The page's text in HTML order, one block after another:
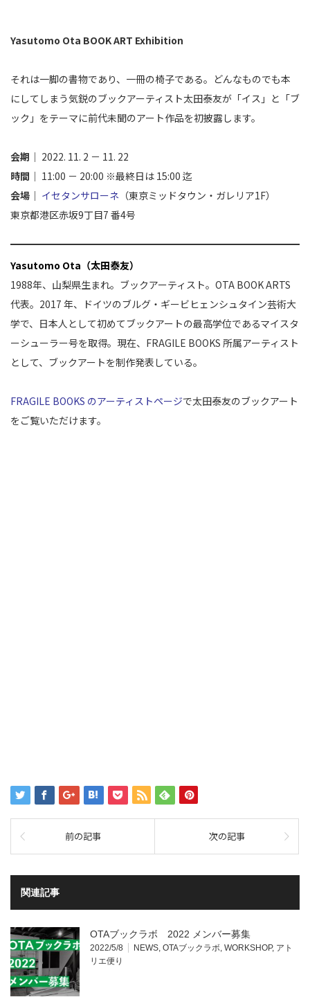
Yasutomo Ota BOOK ART Exhibition
それは一脚の書物であり、一冊の椅子である。どんなものでも本
にしてしまう気鋭のブックアーティスト太田泰友が「イス」と「ブ
ック」をテーマに前代未聞のアート作品を初披露します。
会期 ｜ 2022. 11. 2 － 11. 22
時間 ｜ 11:00 － 20:00 ※最終日は 15:00 迄
会場 ｜ イセタンサローネ （東京ミッドタウン・ガレリア1F）
東京都港区赤坂9丁目7 番4号
Yasutomo Ota（太田泰友）
1988年、山梨県生まれ。ブックアーティスト。OTA BOOK ARTS
代表。2017 年、ドイツのブルグ・ギービヒェンシュタイン芸術大
学で、日本人として初めてブックアートの最高学位であるマイスタ
ーシューラー号を取得。現在、FRAGILE BOOKS 所属アーティスト
として、ブックアートを制作発表している。
FRAGILE BOOKS のアーティストページで太田泰友のブックアート
をご覧いただけます。
前の記事 次の記事
関連記事
OTAブックラボ 2022 メンバー募集
2022/5/8 NEWS, OTAブックラボ, WORKSHOP, アト
リエ便り